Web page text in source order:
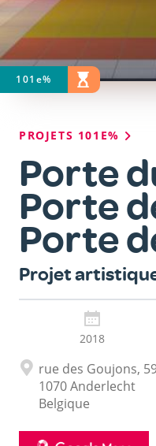
Fil
d'Ariane
PROJETS 101E%
Porte
Porte
Porte
Sous-
titre
Projet
2018
Adresse
rue des Goujons,
1070Anderlecht
Belgique
101 e% STATUT DU
EN COURS